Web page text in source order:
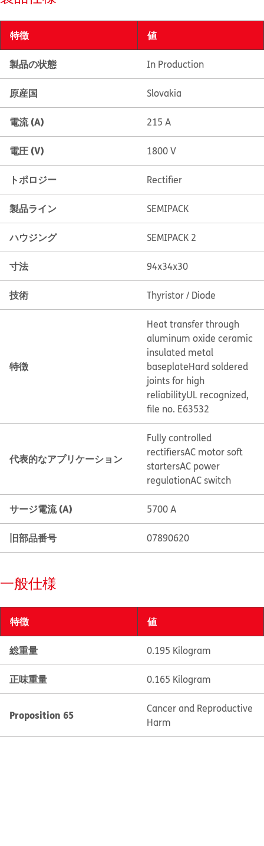
特徴 値
製品の状態 In Production
原産国 Slovakia
電流 (A) 215 A
電圧 (V) 1800 V
トポロジー Rectifier
製品ライン SEMIPACK
ハウジング SEMIPACK 2
寸法 94x34x30
技術 Thyristor / Diode
特徴
Heat transfer through
aluminum oxide ceramic
insulated metal
baseplateHard soldered
joints for high
reliabilityUL recognized,
file no. E63532
代表的なアプリケーション
Fully controlled
rectifiersAC motor soft
startersAC power
regulationAC switch
サージ電流 (A) 5700 A
旧部品番号 07890620
一般仕様
特徴 値
総重量 0.195 Kilogram
正味重量 0.165 Kilogram
Proposition 65
Cancer and Reproductive
Harm